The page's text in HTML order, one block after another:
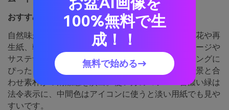
おすすめ用途：エコパッケージ概念
自然味があり癒されるグリーン系、この配色は押し花や再
生紙、朝のハイキングを連想させます。エコパッケージや
サステナブル商品ラベル、ナチュラル系ブランディングに
ぴったり。クラフトテクスチャーや潔いクリーム背景と合
わせ素朴かつ清潔感を演出。使い方のコツ：一番濃い緑は
法令表示に、中間色はアイコンに使うと淡い用紙でも見や
すいです。
100%無料で生
成！！
無料で始める→